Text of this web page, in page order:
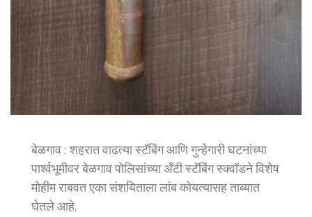
बेळगाव : शहरात वाढत्या स्टॅबिंग आणि गुन्हेगारी घटनांच्या
पार्श्वभूमीवर बेळगाव पोलिसांच्या अँटी स्टॅबिंग स्क्वॉडने विशेष
मोहीम राबवत एका संशयिताला लांब कोयत्यासह ताब्यात
घेतले आहे.